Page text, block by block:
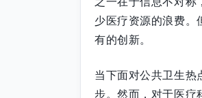
少医疗资源的浪费。
有的创新。
当下面对公共卫生
步。然而，对于医疗